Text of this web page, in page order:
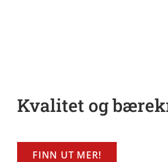
Kvalitet og
FINN UT MER!